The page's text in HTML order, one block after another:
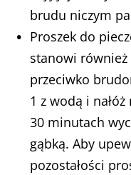
brudu niczym
Proszek do
stanowi
przeciwko
1 z wodą i
30 minutach
gąbką. Aby
pozostałości